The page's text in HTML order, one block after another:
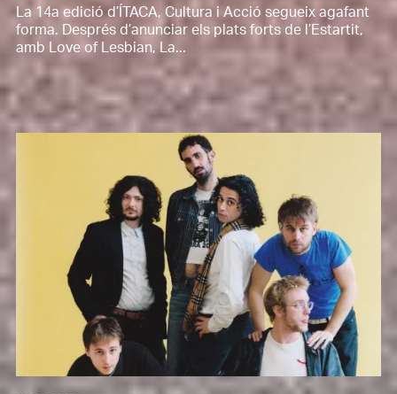
La 14a edició d’ÍTACA, Cultura i Acció segueix agafant
forma. Després d’anunciar els plats forts de l’Estartit,
amb Love of Lesbian, La...